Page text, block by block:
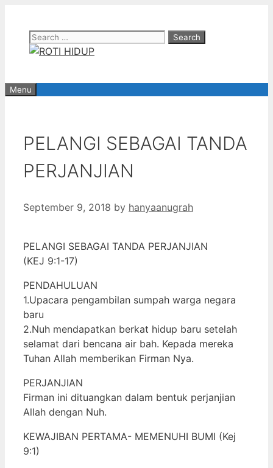
contentSearch
for:
Menu
PELANGI SEBAGAI TANDA
PERJANJIAN
September 9, 2018 by hanyaanugrah
PELANGI SEBAGAI TANDA PERJANJIAN
(KEJ 9:1-17)
PENDAHULUAN
1.Upacara pengambilan sumpah warga negara
baru
2.Nuh mendapatkan berkat hidup baru setelah
selamat dari bencana air bah. Kepada mereka
Tuhan Allah memberikan Firman Nya.
PERJANJIAN
Firman ini dituangkan dalam bentuk perjanjian
Allah dengan Nuh.
KEWAJIBAN PERTAMA- MEMENUHI BUMI (Kej
9:1)